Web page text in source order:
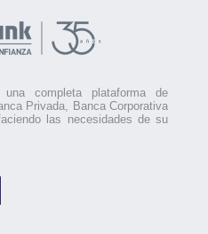
completa plataforma de
Privada, Banca Corporativa
las necesidades de su